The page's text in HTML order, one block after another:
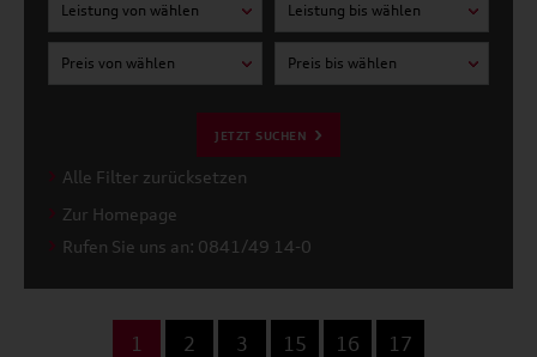
Leistung von wählen Leistung bis wählen
Preis von wählen Preis bis wählen
JETZT SUCHEN
Alle Filter zurücksetzen
Zur Homepage
Rufen Sie uns an: 0841/49 14-0
1 2 3 15 16 17